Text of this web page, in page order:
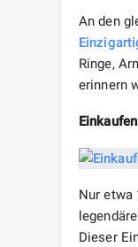
An den
Ringe,
erinnern
Nur etwa
Dieser